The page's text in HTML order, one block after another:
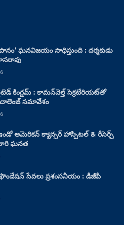
ఘనవిజయం సాధిస్తుంది : దర్శకుడు
కింగ్డమ్ : కామన్‌వెల్త్ సెక్రటేరియట్‌తో
సమావేశం
అమెరికన్ క్యాన్సర్ హాస్పిటల్ & రీసెర్చ్
వారి ఘనత
సేవలు ప్రశంసనీయం : డీజీపీ